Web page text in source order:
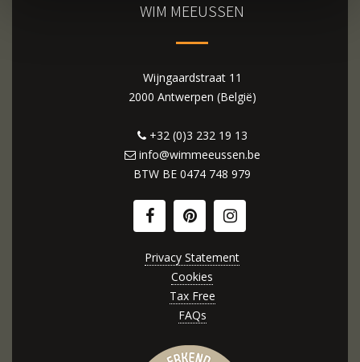
WIM MEEUSSEN
Wijngaardstraat 11
2000 Antwerpen (België)
+32 (0)3 232 19 13
info@wimmeeussen.be
BTW BE 0474 748 979
Privacy Statement
Cookies
Tax Free
FAQs